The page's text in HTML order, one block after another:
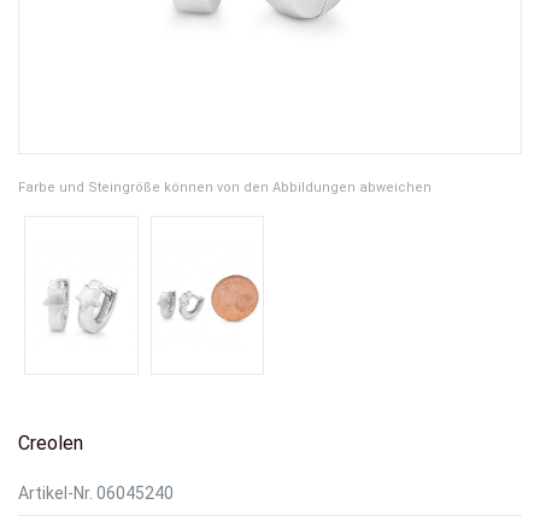
Farbe und Steingröße können von den Abbildungen abweichen
Creolen
Artikel-Nr. 06045240